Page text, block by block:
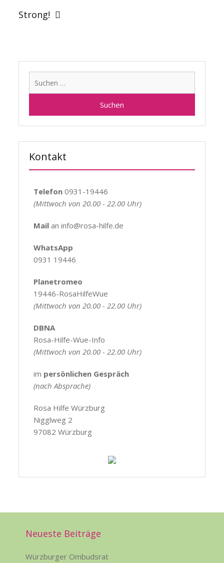
Strong!
Kontakt
Telefon 0931-19446
(Mittwoch von 20.00 - 22.00 Uhr)
Mail an info@rosa-hilfe.de
WhatsApp
0931 19446
Planetromeo
19446-RosaHilfeWue
(Mittwoch von 20.00 - 22.00 Uhr)
DBNA
Rosa-Hilfe-Wue-Info
(Mittwoch von 20.00 - 22.00 Uhr)
im persönlichen Gespräch
(nach Absprache)
Rosa Hilfe Würzburg
Nigglweg 2
97082 Würzburg
Neueste Beiträge
Würzburger Ombudsrat